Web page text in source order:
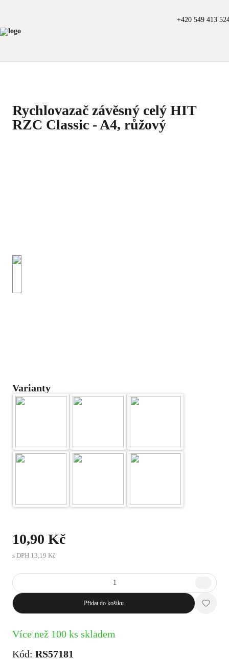
+420 549 413
Rychlovazač závěsný celý HIT
RZC Classic - A4, růžový
Varianty
10,90 Kč
s DPH 13,19 Kč
Přidat do košíku
Více než 100 ks skladem
Kód: RS57181